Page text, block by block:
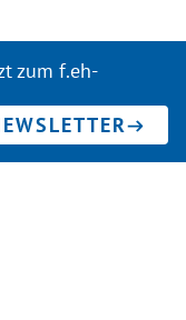
zum f.eh-